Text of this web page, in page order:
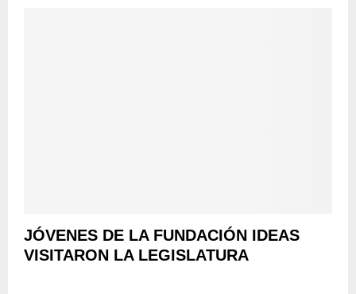
JÓVENES DE LA FUNDACIÓN IDEAS
VISITARON LA LEGISLATURA